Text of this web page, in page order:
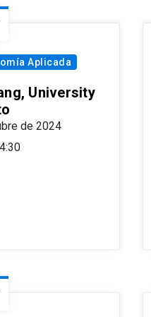
Aplicada
University
de 2024